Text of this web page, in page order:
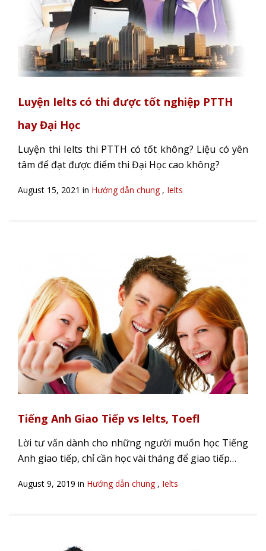
Luyện Ielts có thi được tốt nghiệp PTTH
hay Đại Học
Luyện thi Ielts thi PTTH có tốt không? Liệu có yên
tâm để đạt được điểm thi Đại Học cao không?
August 15, 2021 in Hướng dẫn chung, Ielts
Tiếng Anh Giao Tiếp vs Ielts, Toefl
Lời tư vấn dành cho những người muốn học Tiếng
Anh giao tiếp, chỉ cần học vài tháng để giao tiếp…
August 9, 2019 in Hướng dẫn chung, Ielts